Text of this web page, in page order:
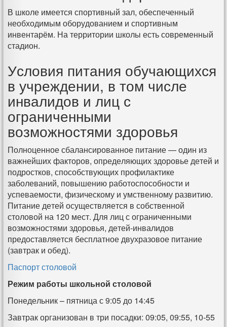
В школе имеется спортивный зал, обеспеченный
необходимым оборудованием и спортивным
инвентарём. На территории школы есть современный
стадион.
Условия питания обучающихся
в учреждении, в том числе
инвалидов и лиц с
ограниченными
возможностями здоровья
Полноценное сбалансированное питание — один из
важнейших факторов, определяющих здоровье детей и
подростков, способствующих профилактике
заболеваний, повышению работоспособности и
успеваемости, физическому и умственному развитию.
Питание детей осуществляется в собственной
столовой на 120 мест. Для лиц с ограниченными
возможностями здоровья, детей-инвалидов
предоставляется бесплатное двухразовое питание
(завтрак и обед).
Паспорт столовой
Режим работы школьной столовой
Понедельник – пятница с 9:05 до 14:45
Завтрак организован в три посадки: 09:05, 09:55, 10-55